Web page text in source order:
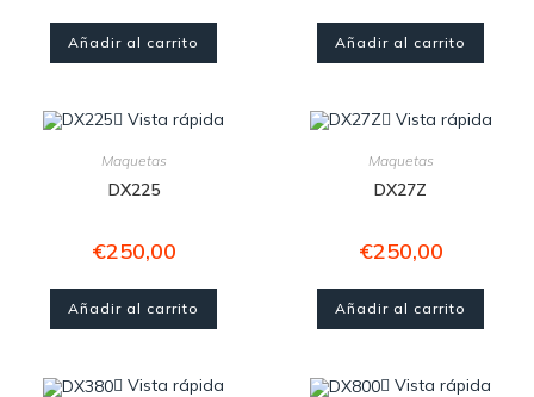
Añadir al carrito Añadir al carrito
Vista rápida
Maquetas
DX225
€250,00
Añadir al carrito
Vista rápida
Maquetas
DX27Z
€250,00
Añadir al carrito
Vista rápida Vista rápida